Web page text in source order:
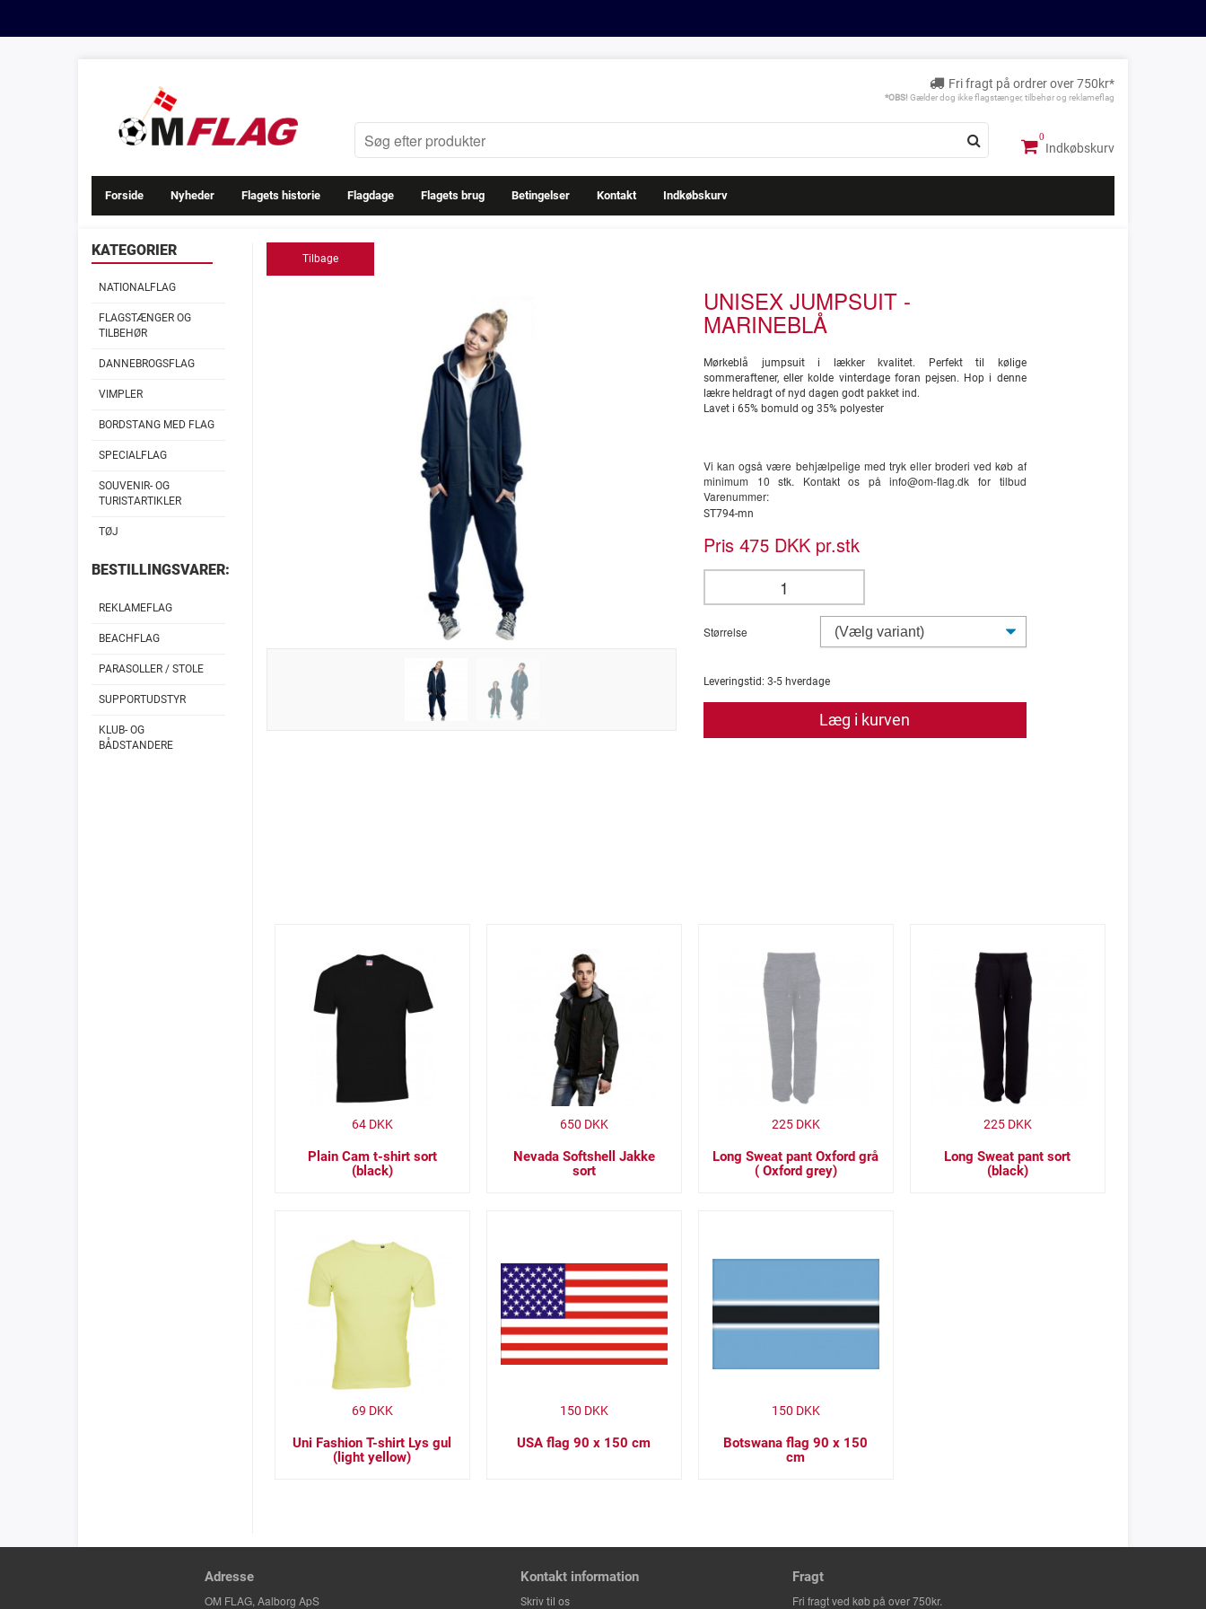
Fri fragt på ordrer over 750kr*
*OBS! Gælder dog ikke flagstænger, tilbehør og reklameflag
Indkøbskurv
Forside Nyheder Flagets historie Flagdage Flagets brug Betingelser Kontakt Indkøbskurv
KATEGORIER
NATIONALFLAG
FLAGSTÆNGER OG
TILBEHØR
DANNEBROGSFLAG
VIMPLER
BORDSTANG MED FLAG
SPECIALFLAG
SOUVENIR- OG
TURISTARTIKLER
TØJ
BESTILLINGSVARER:
REKLAMEFLAG
BEACHFLAG
PARASOLLER / STOLE
SUPPORTUDSTYR
KLUB- OG
BÅDSTANDERE
Tilbage
UNISEX JUMPSUIT -
MARINEBLÅ
Mørkeblå jumpsuit i lækker kvalitet. Perfekt til kølige
sommeraftener, eller kolde vinterdage foran pejsen. Hop i denne
lækre heldragt of nyd dagen godt pakket ind.
Lavet i 65% bomuld og 35% polyester
Vi kan også være behjælpelige med tryk eller broderi ved køb af
minimum 10 stk. Kontakt os på info@om-flag.dk for tilbud
Varenummer:
ST794-mn
Pris 475 DKK pr.stk
Størrelse
Leveringstid: 3-5 hverdage
Læg i kurven
Plain Cam t-shirt sort
(black)
64DKK
Nevada Softshell Jakke
sort
650 DKK
Long Sweat pant Oxford grå
( Oxford grey)
225DKK
Long Sweat pant sort
(black)
225DKK
Uni Fashion T-shirt Lys gul
(light yellow)
69 DKK
USA flag 90 x 150 cm
150 DKK
Botswana flag 90 x 150
cm
150 DKK
Adresse
OM FLAG, Aalborg ApS
Kontakt information
Skriv til os
Fragt
Fri fragt ved køb på over 750kr.